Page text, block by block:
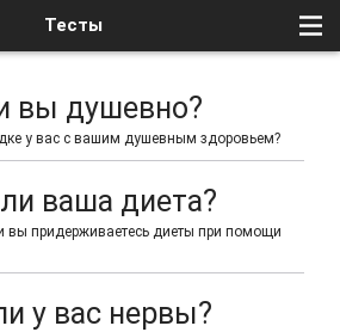
Тесты
вы душевно?
у вас с вашим душевным здоровьем?
ваша диета?
вы придерживаетесь диеты при помощи
у вас нервы?